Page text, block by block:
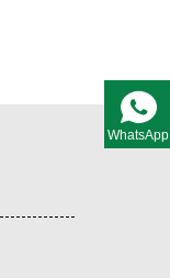
WhatsApp